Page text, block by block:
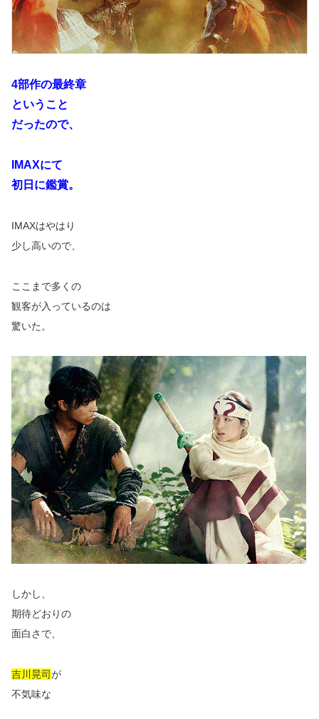
4部作の最終章
ということ
だったので、
IMAXにて
初日に鑑賞。
IMAXはやはり
少し高いので、
ここまで多くの
観客が入っているのは
驚いた。
しかし、
期待どおりの
面白さで、
吉川晃司が
不気味な